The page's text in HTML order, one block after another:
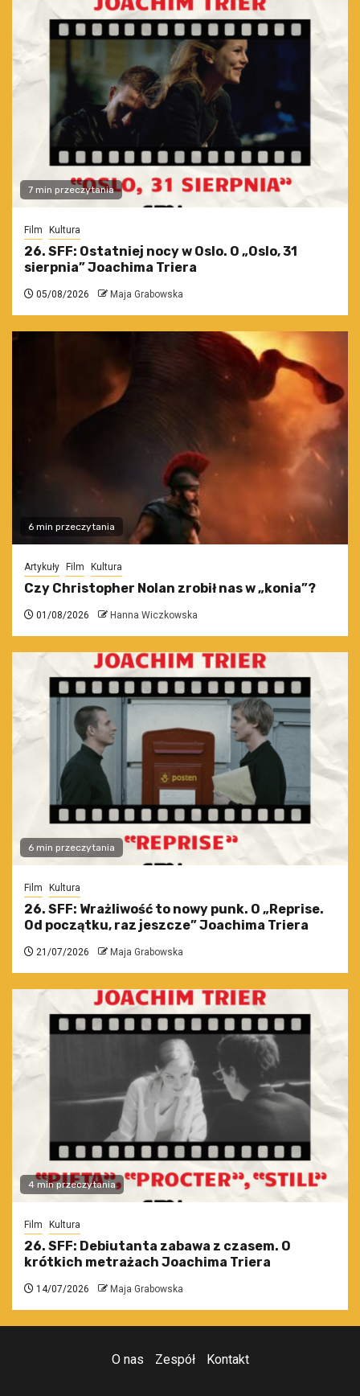
7 min przeczytania
Film Kultura
26. SFF: Ostatniej nocy w Oslo. O „Oslo, 31
sierpnia” Joachima Triera
05/08/2026 Maja Grabowska
6 min przeczytania
Artykuły Film Kultura
Czy Christopher Nolan zrobił nas w „konia”?
01/08/2026 Hanna Wiczkowska
6 min przeczytania
Film Kultura
26. SFF: Wrażliwość to nowy punk. O „Reprise.
Od początku, raz jeszcze” Joachima Triera
21/07/2026 Maja Grabowska
4 min przeczytania
Film Kultura
26. SFF: Debiutanta zabawa z czasem. O
krótkich metrażach Joachima Triera
14/07/2026 Maja Grabowska
O nas Zespół Kontakt